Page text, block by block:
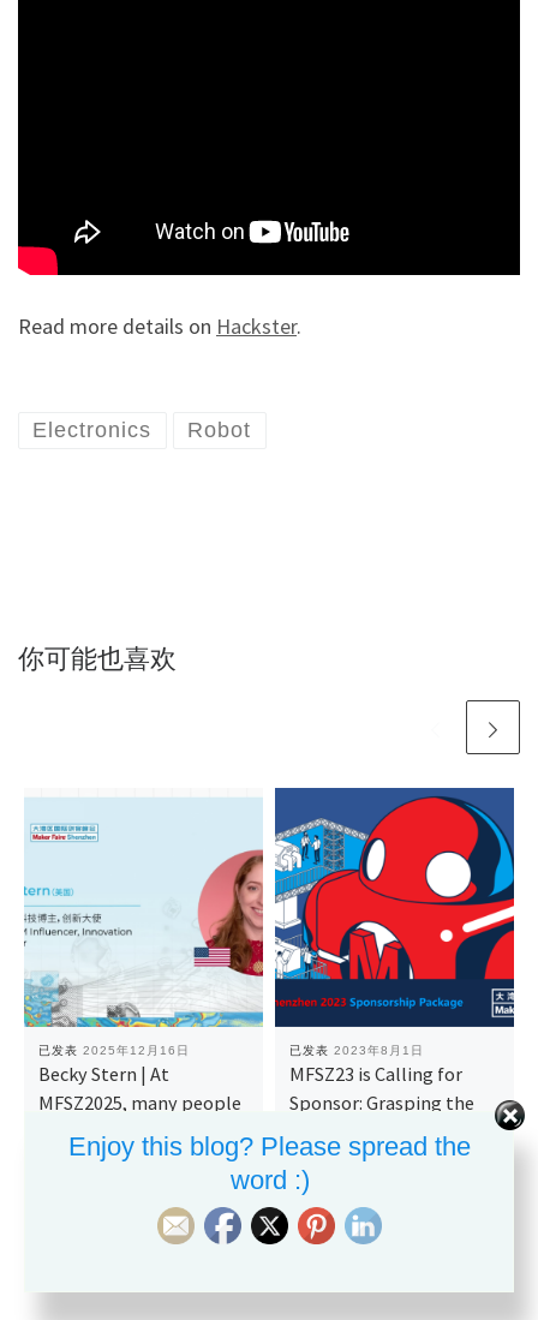
Read more details on Hackster.
Electronics Robot
你可能也喜欢
已发表 2025年12月16日
Becky Stern | At
MFSZ2025, many people
have their own
businesses!
已发表 2023年8月1日
MFSZ23 is Calling for
Sponsor: Grasping the
Opportunity to Engage
with the Hard-Tech
Community!
Enjoy this blog? Please spread the
word :)